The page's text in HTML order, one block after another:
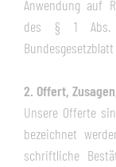
Anwendung auf
des § 1 Abs.
Bundesgesetzblatt
2. Offert,
Unsere Offerte
bezeichnet
schriftliche